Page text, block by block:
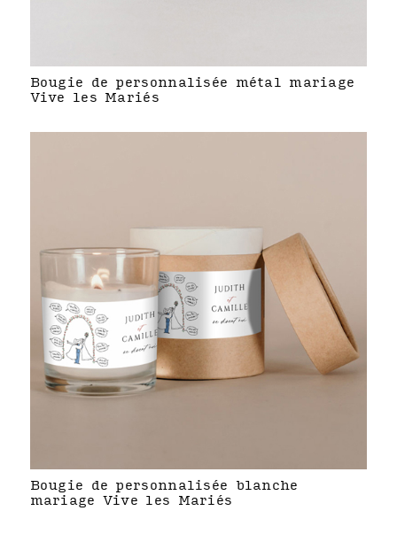
Bougie de personnalisée métal mariage
Vive les Mariés
Bougie de personnalisée blanche
mariage Vive les Mariés